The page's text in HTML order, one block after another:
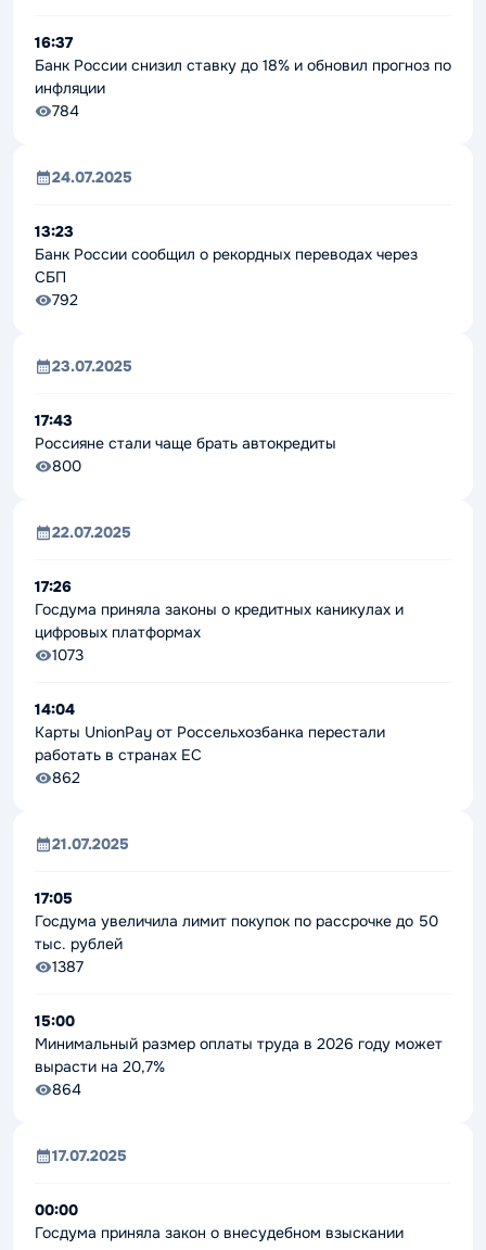
16:37
Банк России снизил ставку до 18% и обновил прогноз по
инфляции
784
24.07.2025
13:23
Банк России сообщил о рекордных переводах через
СБП
792
23.07.2025
17:43
Россияне стали чаще брать автокредиты
800
22.07.2025
17:26
Госдума приняла законы о кредитных каникулах и
цифровых платформах
1073
14:04
Карты UnionPay от Россельхозбанка перестали
работать в странах ЕС
862
21.07.2025
17:05
Госдума увеличила лимит покупок по рассрочке до 50
тыс. рублей
1387
15:00
Минимальный размер оплаты труда в 2026 году может
вырасти на 20,7%
864
17.07.2025
00:00
Госдума приняла закон о внесудебном взыскании